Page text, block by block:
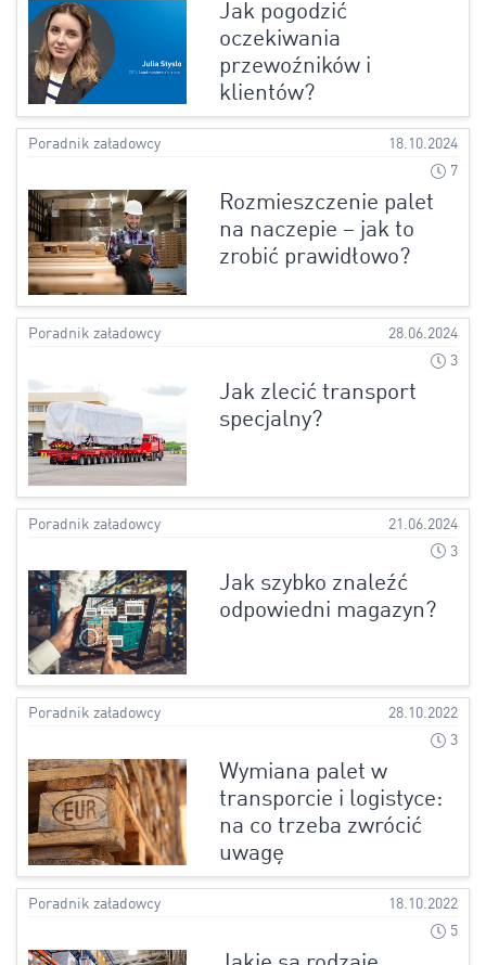
Jak pogodzić
oczekiwania
przewoźników i
klientów?
Poradnik załadowcy
18.10.2024
7
Rozmieszczenie palet
na naczepie – jak to
zrobić prawidłowo?
Poradnik załadowcy
28.06.2024
3
Jak zlecić transport
specjalny?
Poradnik załadowcy
21.06.2024
3
Jak szybko znaleźć
odpowiedni magazyn?
Poradnik załadowcy
28.10.2022
3
Wymiana palet w
transporcie i logistyce:
na co trzeba zwrócić
uwagę
Poradnik załadowcy
18.10.2022
5